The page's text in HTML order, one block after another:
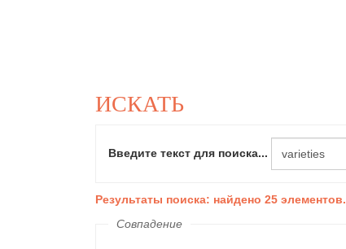
ИСКАТЬ
Введите текст для поиска...
Результаты поиска: найдено 25 элементов.
Совпадение